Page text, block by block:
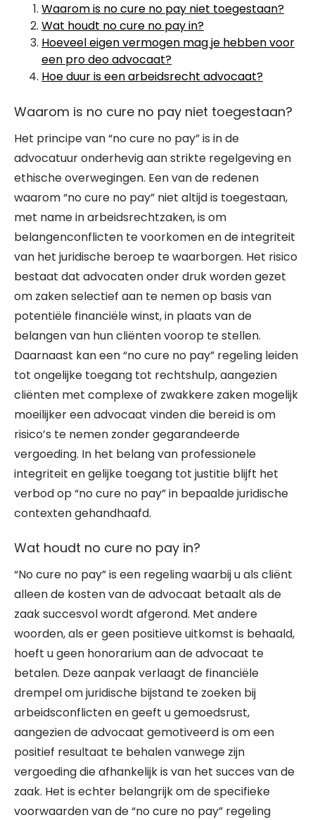
Waarom is no cure no pay niet toegestaan?
Wat houdt no cure no pay in?
Hoeveel eigen vermogen mag je hebben voor
een pro deo advocaat?
Hoe duur is een arbeidsrecht advocaat?
Waarom is no cure no pay niet toegestaan?
Het principe van “no cure no pay” is in de
advocatuur onderhevig aan strikte regelgeving en
ethische overwegingen. Een van de redenen
waarom “no cure no pay” niet altijd is toegestaan,
met name in arbeidsrechtzaken, is om
belangenconflicten te voorkomen en de integriteit
van het juridische beroep te waarborgen. Het risico
bestaat dat advocaten onder druk worden gezet
om zaken selectief aan te nemen op basis van
potentiële financiële winst, in plaats van de
belangen van hun cliënten voorop te stellen.
Daarnaast kan een “no cure no pay” regeling leiden
tot ongelijke toegang tot rechtshulp, aangezien
cliënten met complexe of zwakkere zaken mogelijk
moeilijker een advocaat vinden die bereid is om
risico’s te nemen zonder gegarandeerde
vergoeding. In het belang van professionele
integriteit en gelijke toegang tot justitie blijft het
verbod op “no cure no pay” in bepaalde juridische
contexten gehandhaafd.
Wat houdt no cure no pay in?
“No cure no pay” is een regeling waarbij u als cliënt
alleen de kosten van de advocaat betaalt als de
zaak succesvol wordt afgerond. Met andere
woorden, als er geen positieve uitkomst is behaald,
hoeft u geen honorarium aan de advocaat te
betalen. Deze aanpak verlaagt de financiële
drempel om juridische bijstand te zoeken bij
arbeidsconflicten en geeft u gemoedsrust,
aangezien de advocaat gemotiveerd is om een
positief resultaat te behalen vanwege zijn
vergoeding die afhankelijk is van het succes van de
zaak. Het is echter belangrijk om de specifieke
voorwaarden van de “no cure no pay” regeling